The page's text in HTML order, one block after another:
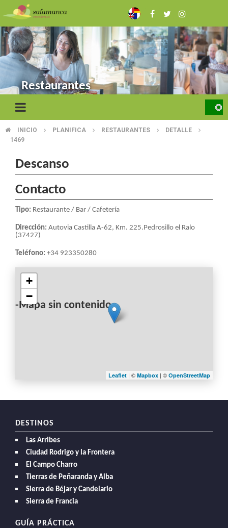
Pasar
al
contenido
principal
Restaurantes
SOBRESCRIBIR
DE
AYUDA
LA
NAVEGACIÓN
INICIO PLANIFICA RESTAURANTES
DETALLE
1469
Descanso
Contacto
Tipo: Restaurante / Bar / Cafetería
Dirección: Autovia Castilla A-62, Km. 225.Pedrosillo el Ralo
(37427)
Teléfono: +34 923350280
-Mapa sin contenido-
+
−
Leaflet | © Mapbox | © OpenStreetMap
DESTINOS
Las Arribes
Ciudad Rodrigo y la Frontera
El Campo Charro
Tierras de Peñaranda y Alba
Sierra de Béjar y Candelario
Sierra de Francia
GUÍA PRÁCTICA